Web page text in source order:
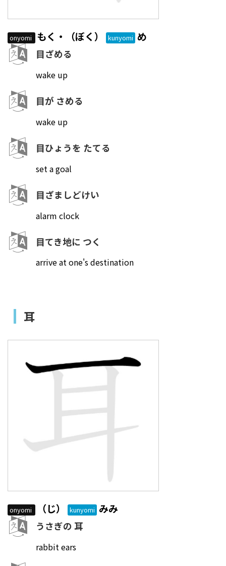
onyomi もく・（ぼく） kunyomi め
目ざめる
wake up
目が さめる
wake up
目ひょうを たてる
set a goal
目ざましどけい
alarm clock
目てき地に つく
arrive at one's destination
耳
onyomi （じ） kunyomi みみ
うさぎの 耳
rabbit ears